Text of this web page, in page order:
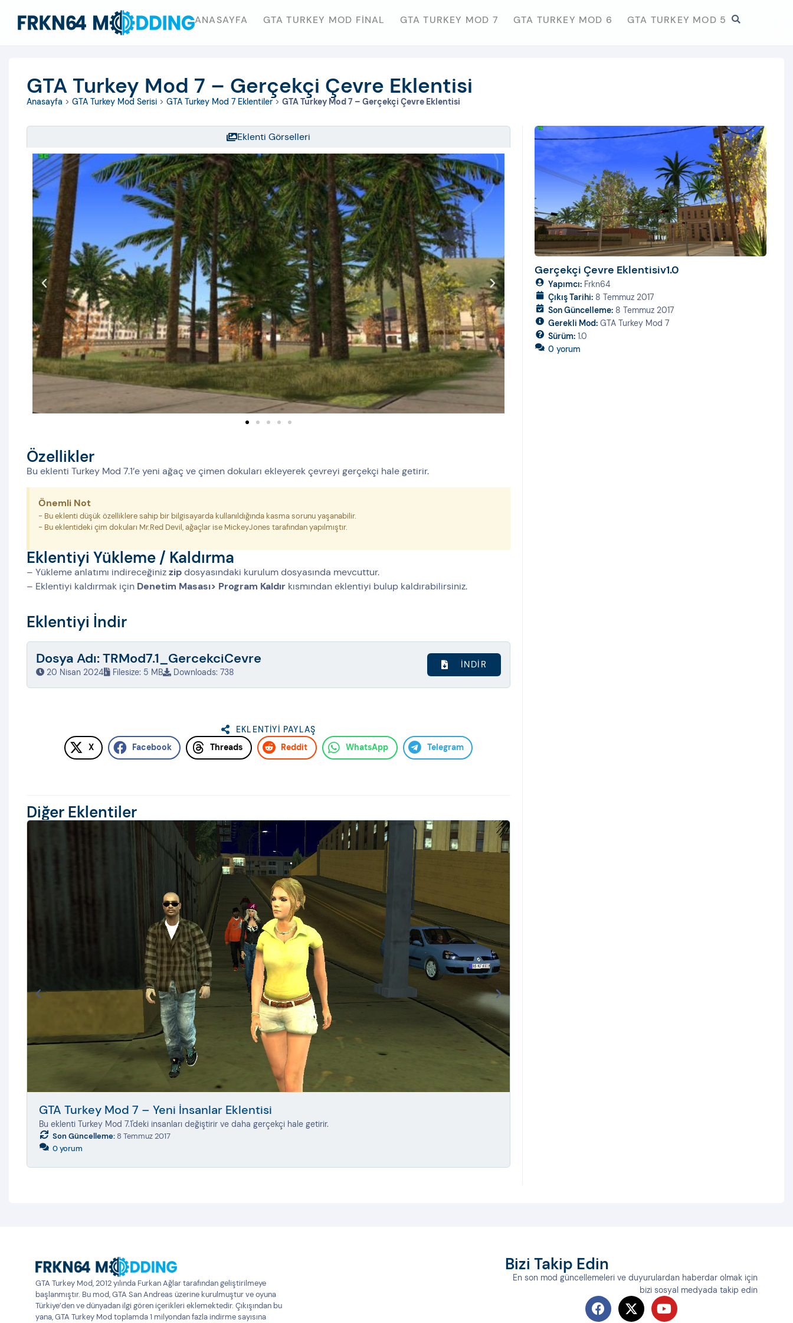
ANASAYFA GTA TURKEY MOD FINAL GTA TURKEY MOD 7 GTA TURKEY MOD 6 GTA TURKEY MOD 5
GTA Turkey Mod 7 – Gerçekçi Çevre Eklentisi
Anasayfa > GTA Turkey Mod Serisi > GTA Turkey Mod 7 Eklentiler > GTA Turkey Mod 7 – Gerçekçi Çevre Eklentisi
Eklenti Görselleri
Özellikler
Bu eklenti Turkey Mod 7.1’e yeni ağaç ve çimen dokuları ekleyerek çevreyi gerçekçi hale getirir.
Önemli Not
- Bu eklenti düşük özelliklere sahip bir bilgisayarda kullanıldığında kasma sorunu yaşanabilir.
- Bu eklentideki çim dokuları Mr.Red Devil, ağaçlar ise MickeyJones tarafından yapılmıştır.
Eklentiyi Yükleme / Kaldırma
– Yükleme anlatımı indireceğinizzipdosyasındaki kurulum dosyasında mevcuttur.
– Eklentiyi kaldırmak için Denetim Masası> Program Kaldır kısmından eklentiyi bulup kaldırabilirsiniz.
Eklentiyi İndir
Dosya Adı: TRMod7.1_GercekciCevre
20 Nisan 2024 Filesize: 5 MB Downloads: 738
İNDIR
EKLENTIYI PAYLAŞ
X
Facebook Threads Reddit WhatsApp Telegram
Diğer Eklentiler
GTA Turkey Mod 7 – Yeni İnsanlar Eklentisi
Bu eklenti Turkey Mod 7.1'deki insanları değiştirir ve daha gerçekçi hale getirir.
Son Güncelleme: 8 Temmuz 2017
0 yorum
Gerçekçi Çevre Eklentisiv1.0
Yapımcı:Frkn64
Çıkış Tarihi:8 Temmuz 2017
Son Güncelleme:8 Temmuz 2017
Gerekli Mod:GTA Turkey Mod 7
Sürüm:1.0
0 yorum
GTA Turkey Mod, 2012 yılında Furkan Ağlar tarafından geliştirilmeye
başlanmıştır. Bu mod, GTA San Andreas üzerine kurulmuştur ve oyuna
Türkiye’den ve dünyadan ilgi gören içerikleri eklemektedir. Çıkışından bu
yana, GTA Turkey Mod toplamda 1 milyondan fazla indirme sayısına
Bizi Takip Edin
En son mod güncellemeleri ve duyurulardan haberdar olmak için
bizi sosyal medyada takip edin